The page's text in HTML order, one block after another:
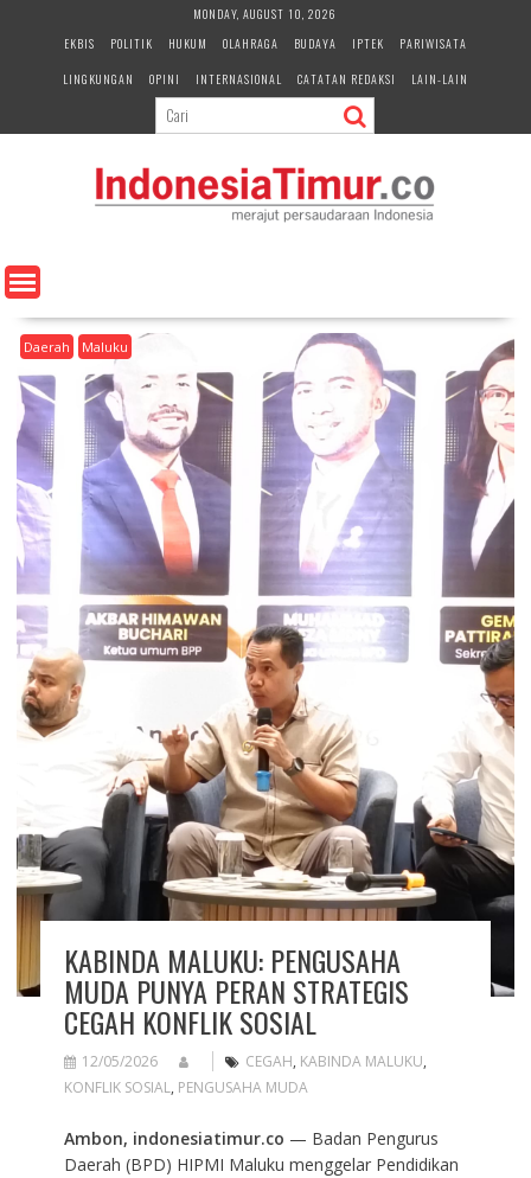
e
n
MONDAY, AUGUST 10, 2026
EKBIS
POLITIK HUKUM OLAHRAGA BUDAYA IPTEK
PARIWISATA
LINGKUNGAN
OPINI INTERNASIONAL CATATAN REDAKSI LAIN-LAIN
Daerah Maluku
KABINDA MALUKU: PENGUSAHA
MUDA PUNYA PERAN STRATEGIS
CEGAH KONFLIK SOSIAL
12/05/2026 CEGAH, KABINDA MALUKU,
KONFLIK SOSIAL, PENGUSAHA MUDA
Ambon, indonesiatimur.co — Badan Pengurus
Daerah (BPD) HIPMI Maluku menggelar Pendidikan